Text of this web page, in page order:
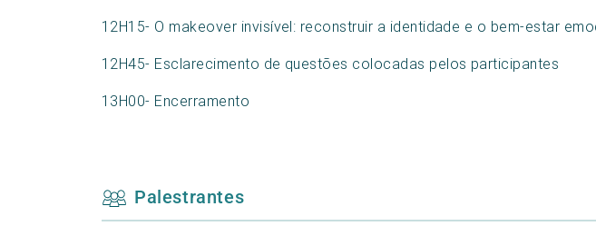
12H15- O makeover invisível: reconstruir a identidade e o bem-estar
12H45- Esclarecimento de questões colocadas pelos participantes
13H00- Encerramento
Palestrantes